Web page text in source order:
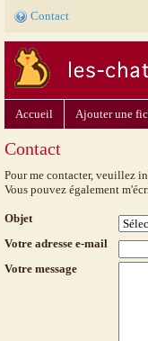
Contact
Accueil Ajouter une
Contact
Pour me contacter, veuillez
Vous pouvez également
Objet
Votre adresse e-mail
Votre message